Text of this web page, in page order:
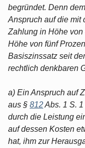
begründet. Denn
Anspruch auf die mit
Zahlung in Höhe
Höhe von fünf
Basiszinssatz seit
rechtlich denkbaren
a) Ein Anspruch auf
aus § 812Abs. 1 S.
durch die Leistung
auf dessen Kosten
hat, ihm zur